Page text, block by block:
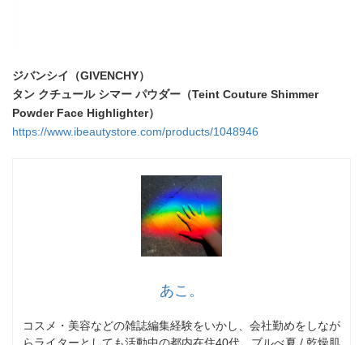
ジバンシイ（GIVENCHY）
タン クチュール シマー パウダー（Teint Couture Shimmer
Powder Face Highlighter）
https://www.ibeautystore.com/products/1048946
あこ。
コスメ・美容などの雑誌編集経験をいかし、会社勤めをしなが
らライターとしても活動中の都内在住40代。ブルべ夏 / 乾燥肌